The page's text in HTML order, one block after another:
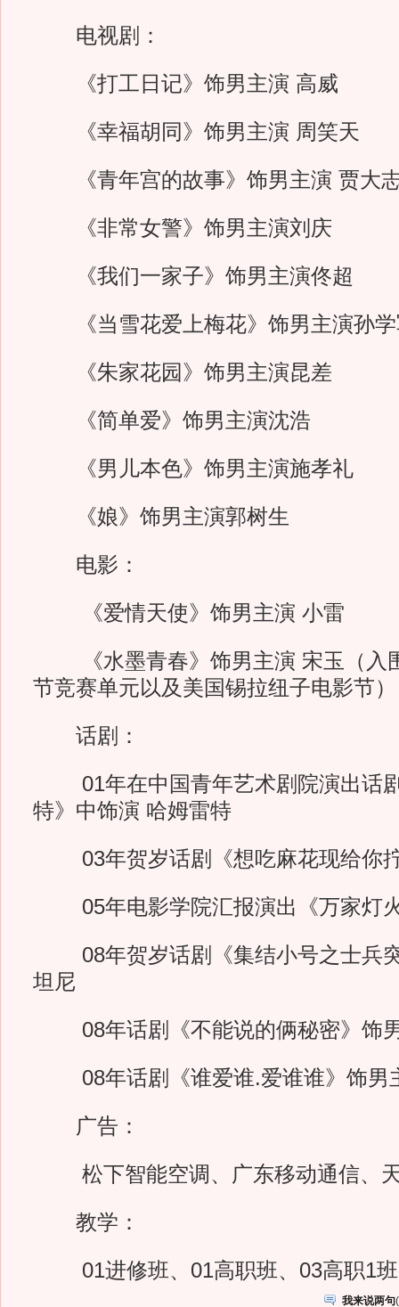
电视剧：
《打工日记》饰男主演 高威
《幸福胡同》饰男主演 周笑天
《青年宫的故事》饰男主演 贾大
《非常女警》饰男主演刘庆
《我们一家子》饰男主演佟超
《当雪花爱上梅花》饰男主演孙学
《朱家花园》饰男主演昆差
《简单爱》饰男主演沈浩
《男儿本色》饰男主演施孝礼
《娘》饰男主演郭树生
电影：
《爱情天使》饰男主演 小雷
《水墨青春》饰男主演 宋玉（入
节竞赛单元以及美国锡拉纽子电影节）
话剧：
01年在中国青年艺术剧院演出话
特》中饰演 哈姆雷特
03年贺岁话剧《想吃麻花现给你
05年电影学院汇报演出《万家灯
08年贺岁话剧《集结小号之士兵
坦尼
08年话剧《不能说的俩秘密》饰
08年话剧《谁爱谁.爱谁谁》饰男
广告：
松下智能空调、广东移动通信、天
教学：
01进修班、01高职班、03高职1班
我来说两句(